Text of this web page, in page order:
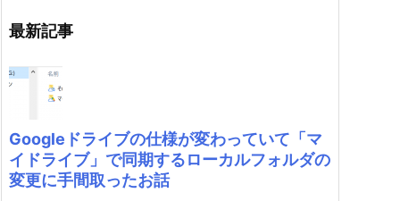
最新記事
Googleドライブの仕様が変わっていて「マ
イドライブ」で同期するローカルフォルダの
変更に手間取ったお話